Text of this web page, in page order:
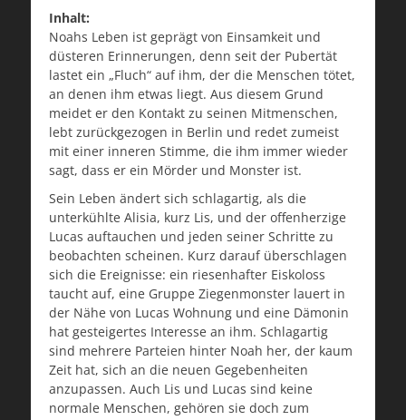
Inhalt:
Noahs Leben ist geprägt von Einsamkeit und
düsteren Erinnerungen, denn seit der Pubertät
lastet ein „Fluch“ auf ihm, der die Menschen tötet,
an denen ihm etwas liegt. Aus diesem Grund
meidet er den Kontakt zu seinen Mitmenschen,
lebt zurückgezogen in Berlin und redet zumeist
mit einer inneren Stimme, die ihm immer wieder
sagt, dass er ein Mörder und Monster ist.
Sein Leben ändert sich schlagartig, als die
unterkühlte Alisia, kurz Lis, und der offenherzige
Lucas auftauchen und jeden seiner Schritte zu
beobachten scheinen. Kurz darauf überschlagen
sich die Ereignisse: ein riesenhafter Eiskoloss
taucht auf, eine Gruppe Ziegenmonster lauert in
der Nähe von Lucas Wohnung und eine Dämonin
hat gesteigertes Interesse an ihm. Schlagartig
sind mehrere Parteien hinter Noah her, der kaum
Zeit hat, sich an die neuen Gegebenheiten
anzupassen. Auch Lis und Lucas sind keine
normale Menschen, gehören sie doch zum